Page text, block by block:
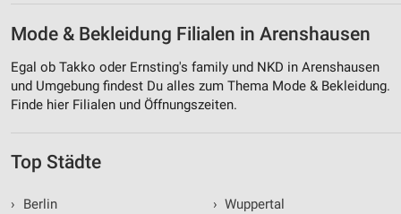
Mode & Bekleidung Filialen in Arenshausen
Egal ob Takko oder Ernsting's family und NKD in Arenshausen
und Umgebung findest Du alles zum Thema Mode & Bekleidung.
Finde hier Filialen und Öffnungszeiten.
Top Städte
›
Berlin
› Wuppertal